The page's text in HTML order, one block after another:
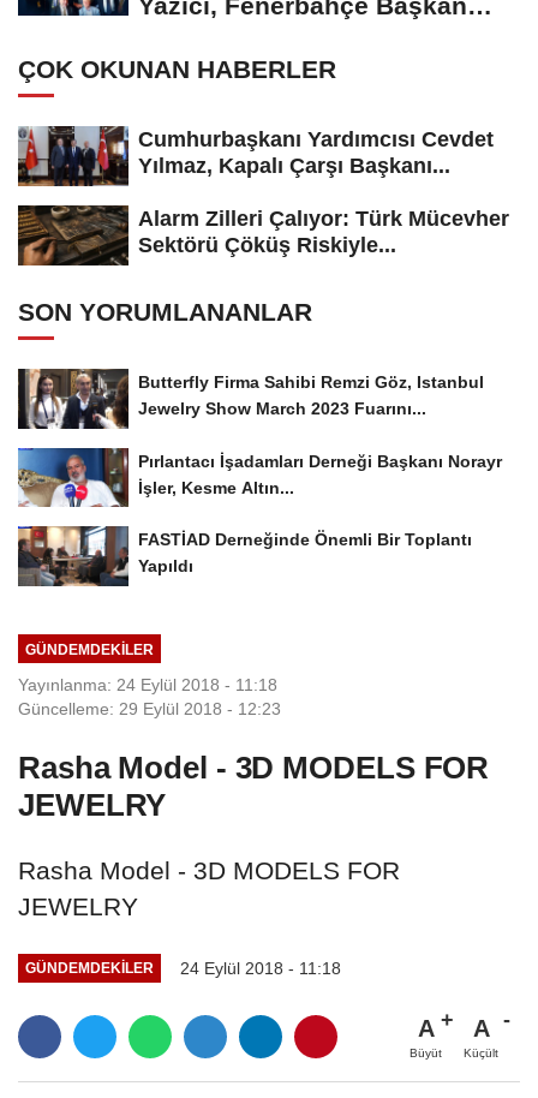
Yazıcı, Fenerbahçe Başkan
ÇOK OKUNAN HABERLER
Cumhurbaşkanı Yardımcısı Cevdet
Yılmaz, Kapalı Çarşı Başkanı...
Alarm Zilleri Çalıyor: Türk Mücevher
Sektörü Çöküş Riskiyle...
SON YORUMLANANLAR
Butterfly Firma Sahibi Remzi Göz, Istanbul
Jewelry Show March 2023 Fuarını...
Pırlantacı İşadamları Derneği Başkanı Norayr
İşler, Kesme Altın...
FASTİAD Derneğinde Önemli Bir Toplantı
Yapıldı
GÜNDEMDEKILER
Yayınlanma: 24 Eylül 2018 - 11:18
Güncelleme: 29 Eylül 2018 - 12:23
Rasha Model - 3D MODELS FOR
JEWELRY
Rasha Model - 3D MODELS FOR
JEWELRY
GÜNDEMDEKILER 24 Eylül 2018 - 11:18
A
Büyüt
A
Küçült